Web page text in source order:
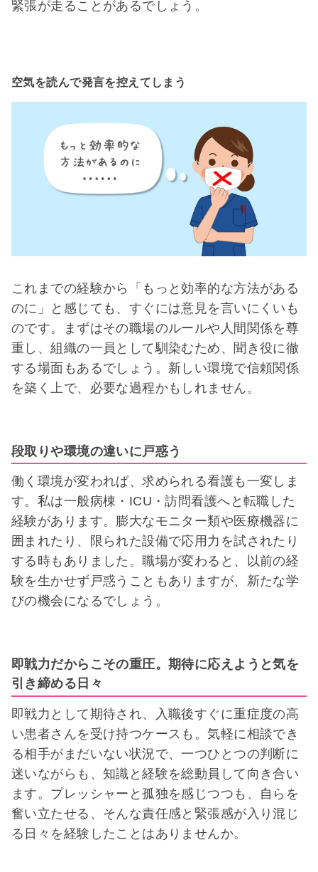
緊張が走ることがあるでしょう。
空気を読んで発言を控えてしまう
これまでの経験から「もっと効率的な方法がある
のに」と感じても、すぐには意見を言いにくいも
のです。まずはその職場のルールや人間関係を尊
重し、組織の一員として馴染むため、聞き役に徹
する場面もあるでしょう。新しい環境で信頼関係
を築く上で、必要な過程かもしれません。
段取りや環境の違いに戸惑う
働く環境が変われば、求められる看護も一変しま
す。私は一般病棟・ICU・訪問看護へと転職した
経験があります。膨大なモニター類や医療機器に
囲まれたり、限られた設備で応用力を試されたり
する時もありました。職場が変わると、以前の経
験を生かせず戸惑うこともありますが、新たな学
びの機会になるでしょう。
即戦力だからこその重圧。期待に応えようと気を
引き締める日々
即戦力として期待され、入職後すぐに重症度の高
い患者さんを受け持つケースも。気軽に相談でき
る相手がまだいない状況で、一つひとつの判断に
迷いながらも、知識と経験を総動員して向き合い
ます。プレッシャーと孤独を感じつつも、自らを
奮い立たせる、そんな責任感と緊張感が入り混じ
る日々を経験したことはありませんか。